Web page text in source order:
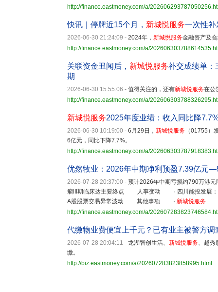
http://finance.eastmoney.com/a/
快讯｜停牌近15个月， 新城悦服务一次性补
2026-06-30 21:24:09 - 2024年， 新城悦服务金融资产及
http://finance.eastmoney.com/a/
关联资金丑闻后， 新城悦服务补交成绩单：
期
2026-06-30 15:55:06 - 值得关注的，还有新城悦服务在公
http://finance.eastmoney.com/a/
新城悦服务2025年度业绩：收入同比降
2026-06-30 10:19:00 - 6月29日， 新城悦服务 （01755）
6亿元，同比下降7.7%。
http://finance.eastmoney.com/a/
优然牧业：2026年中期净利预盈7.39亿元
2026-07-28 20:37:00 - 预计2026年中期亏损约790万
瘤III期临床达主要终点 人事变动 · 四川能投发展
A股股票交易异常波动 其他事项 · 新城悦服务
http://finance.eastmoney.com/a/
代缴物业费便宜上千元？已有业主被警方
2026-07-28 20:04:11 - 龙湖智创生活、 新城悦服务、越秀
缴。
http://biz.eastmoney.com/a/202607283823858995.html